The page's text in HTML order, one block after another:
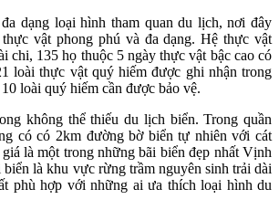
dạng loại hình tham quan du lịch, nơi đây
vật phong phú và đa dạng. Hệ thực vật
chi, 135 họ thuộc 5 ngày thực vật bậc cao có
loài thực vật quý hiếm được ghi nhận trong
loài quý hiếm cần được bảo vệ.
không thể thiếu du lịch biển. Trong quần
có có 2km đường bờ biển tự nhiên với cát
là một trong những bãi biển đẹp nhất Vịnh
là khu vực rừng trầm nguyên sinh trải dài
phù hợp với những ai ưa thích loại hình du